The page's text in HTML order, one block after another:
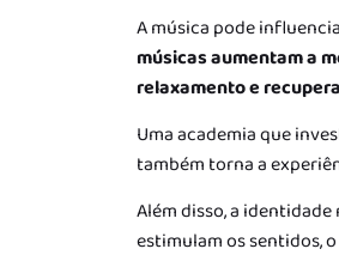
A música pode
músicas aumentam a
relaxamento e
Uma academia que
também torna a
Além disso, a
estimulam os sentidos,